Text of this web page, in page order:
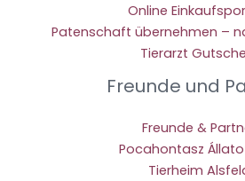
Online
Patenschaft übernehmen –
Tierarzt
Freunde und
Freunde &
Pocahontasz
Tierheim